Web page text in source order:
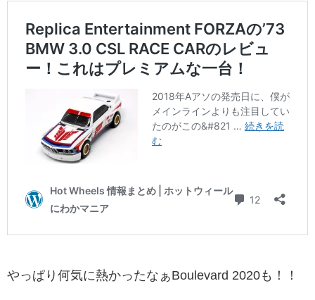
やっぱり何気に熱かったなぁBoulevard 2020も！！